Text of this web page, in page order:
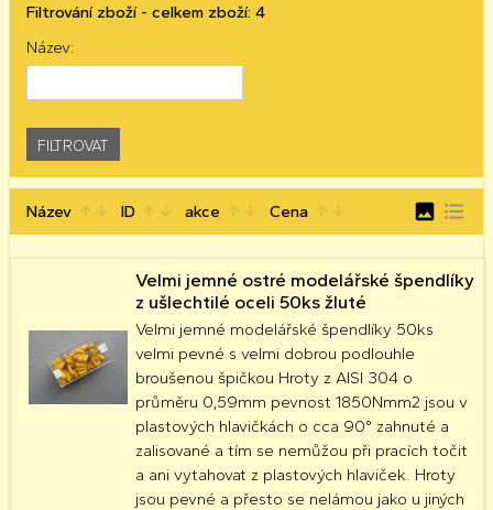
Filtrování zboží - celkem zboží: 4
Název:
Název arrow_upward arrow_downward ID arrow_upward arrow_downward akce arrow_upward arrow_downward Cena arrow_upward arrow_downward image format_list_bulleted
Velmi jemné ostré modelářské špendlíky
z ušlechtilé oceli 50ks žluté
Velmi jemné modelářské špendlíky 50ks
velmi pevné s velmi dobrou podlouhle
broušenou špičkou Hroty z AISI 304 o
průměru 0,59mm pevnost 1850Nmm2 jsou v
plastových hlavičkách o cca 90° zahnuté a
zalisované a tím se nemůžou při pracích točit
a ani vytahovat z plastových hlaviček. Hroty
jsou pevné a přesto se nelámou jako u jiných